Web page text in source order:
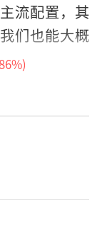
流配置，其
们也能大概
色，这是雷
志性配色。
，右侧印
位于正中
光。其A面
饰，这类装
%)